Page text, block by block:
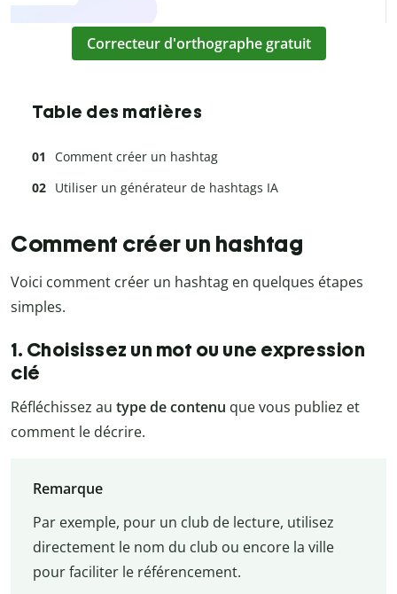
Correcteur d'orthographe gratuit
Table des matières
Comment créer un hashtag
Utiliser un générateur de hashtags IA
Comment créer un hashtag
Voici comment créer un hashtag en quelques étapes
simples.
1. Choisissez un mot ou une expression
clé
Réfléchissez au type de contenu que vous publiez et
comment le décrire.
Remarque
Par exemple, pour un club de lecture, utilisez
directement le nom du club ou encore la ville
pour faciliter le référencement.